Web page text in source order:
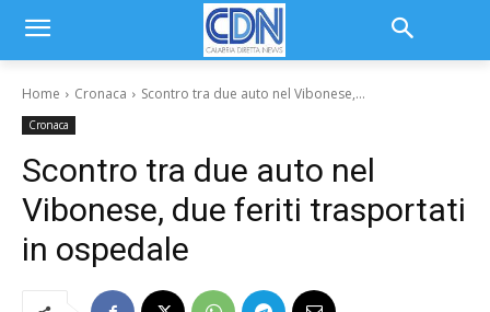
Home Cronaca Scontro tra due auto nel Vibonese,...
Cronaca
Scontro tra due auto nel
Vibonese, due feriti trasportati
in ospedale